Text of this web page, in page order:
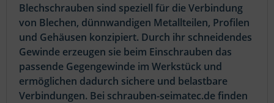
Blechschrauben sind speziell für die Verbindung
von Blechen, dünnwandigen Metallteilen, Profilen
und Gehäusen konzipiert. Durch ihr schneidendes
Gewinde erzeugen sie beim Einschrauben das
passende Gegengewinde im Werkstück und
ermöglichen dadurch sichere und belastbare
Verbindungen. Bei schrauben-seimatec.de finden